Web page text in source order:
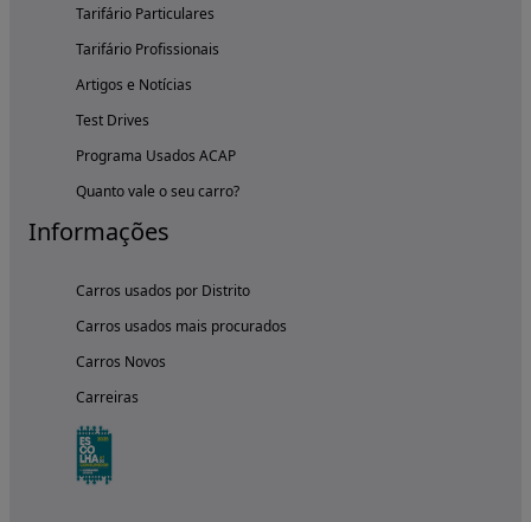
Tarifário Particulares
Tarifário Profissionais
Artigos e Notícias
Test Drives
Programa Usados ACAP
Quanto vale o seu carro?
Informações
Carros usados por Distrito
Carros usados mais procurados
Carros Novos
Carreiras